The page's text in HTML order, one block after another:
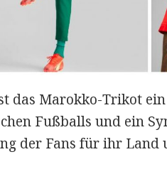
das Marokko-Trikot
Fußballs und ein
der Fans für ihr Land